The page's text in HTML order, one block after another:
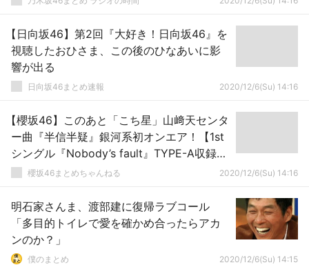
【日向坂46】第2回『大好き！日向坂46』を
視聴したおひさま、この後のひなあいに影
響が出る
日向坂46まとめ速報 2020/12/6(Su) 14:16
【櫻坂46】このあと「こち星」山﨑天センタ
ー曲『半信半疑』銀河系初オンエア！【1st
シングル『Nobody’s fault』TYPE-A収録楽
曲】櫻坂46まとめちゃんねる 2020/12/6(Su) 14:16
明石家さんま、渡部建に復帰ラブコール
「多目的トイレで愛を確かめ合ったらアカ
ンのか？」
僕のまとめ 2020/12/6(Su) 14:15